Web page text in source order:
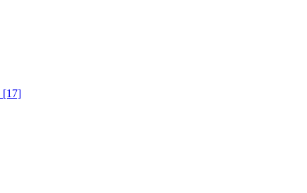
[17]